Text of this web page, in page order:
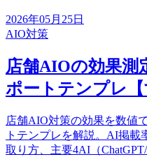
2026年05月25日
AIO対策
店舗AIOの効果測
ポートテンプレ【
店舗AIO対策の効果を数値
トテンプレを解説。AI掲
取り方、主要4AI（